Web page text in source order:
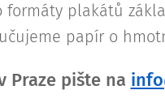
formáty plakátů
papír o
Praze pište na